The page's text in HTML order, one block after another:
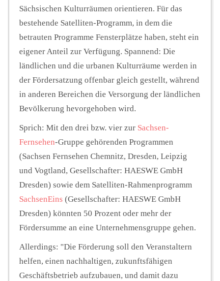
Sächsischen Kulturräumen orientieren. Für das
bestehende Satelliten-Programm, in dem die
betrauten Programme Fensterplätze haben, steht ein
eigener Anteil zur Verfügung. Spannend: Die
ländlichen und die urbanen Kulturräume werden in
der Fördersatzung offenbar gleich gestellt, während
in anderen Bereichen die Versorgung der ländlichen
Bevölkerung hevorgehoben wird.
Sprich: Mit den drei bzw. vier zur Sachsen-
Fernsehen-Gruppe gehörenden Programmen
(Sachsen Fernsehen Chemnitz, Dresden, Leipzig
und Vogtland, Gesellschafter: HAESWE GmbH
Dresden) sowie dem Satelliten-Rahmenprogramm
SachsenEins (Gesellschafter: HAESWE GmbH
Dresden) könnten 50 Prozent oder mehr der
Fördersumme an eine Unternehmensgruppe gehen.
Allerdings: "Die Förderung soll den Veranstaltern
helfen, einen nachhaltigen, zukunftsfähigen
Geschäftsbetrieb aufzubauen, und damit dazu